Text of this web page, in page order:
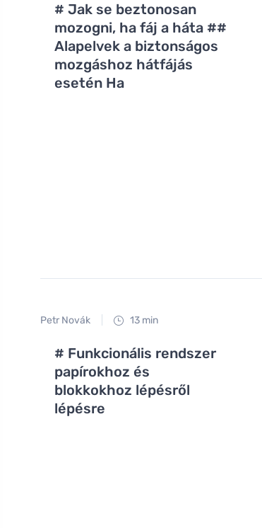
# Jak se beztonosan
mozogni, ha fáj a háta ##
Alapelvek a biztonságos
mozgáshoz hátfájás
esetén Ha
Petr Novák 13 min
# Funkcionális rendszer
papírokhoz és
blokkokhoz lépésről
lépésre